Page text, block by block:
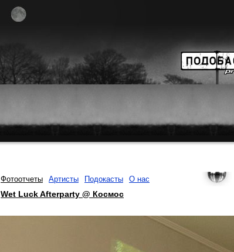
Фотоотчеты Артисты Подокасты О нас
Wet Luck Afterparty @ Космос